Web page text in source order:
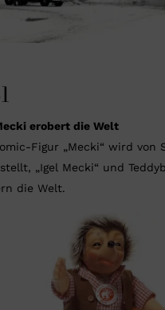
erobert die Welt
Figur „Mecki“ wird von
„Igel Mecki“ und
die Welt.